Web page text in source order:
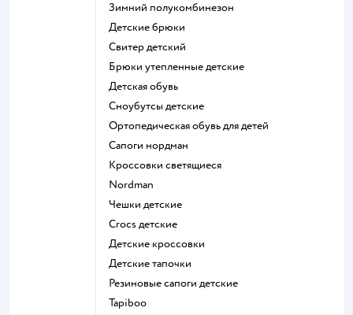
Зимний полукомбинезон
Детские брюки
Свитер детский
Брюки утепленные детские
Детская обувь
Сноубутсы детские
Ортопедическая обувь для детей
Сапоги нордман
Кроссовки светящиеся
Nordman
Чешки детские
Crocs детские
Детские кроссовки
Детские тапочки
Резиновые сапоги детские
Tapiboo